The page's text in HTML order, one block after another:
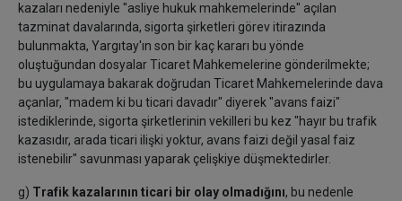
kazaları nedeniyle "asliye hukuk mahkemelerinde" açılan
tazminat davalarında, sigorta şirketleri görev itirazında
bulunmakta, Yargıtay'ın son bir kaç kararı bu yönde
oluştuğundan dosyalar Ticaret Mahkemelerine gönderilmekte;
bu uygulamaya bakarak doğrudan Ticaret Mahkemelerinde dava
açanlar, "madem ki bu ticari davadır" diyerek "avans faizi"
istediklerinde, sigorta şirketlerinin vekilleri bu kez "hayır bu trafik
kazasıdır, arada ticari ilişki yoktur, avans faizi değil yasal faiz
istenebilir" savunması yaparak çelişkiye düşmektedirler.
g) Trafik kazalarının ticari bir olay olmadığını, bu nedenle